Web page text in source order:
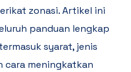
zonasi. Artikel ini
panduan lengkap
syarat, jenis
cara meningkatkan